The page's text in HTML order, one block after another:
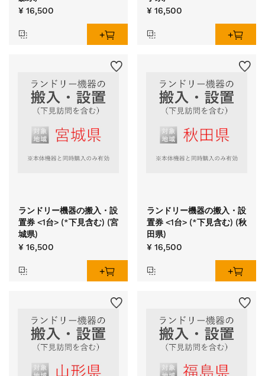
¥ 16,500
¥ 16,500
ランドリー機器の搬入・設
置券 <1台> (*下見含む) (宮
城県)
¥ 16,500
ランドリー機器の搬入・設
置券 <1台> (*下見含む) (秋
田県)
¥ 16,500